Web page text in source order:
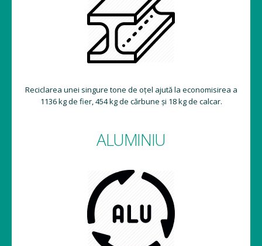
Reciclarea unei singure tone de oțel ajută la economisirea a
1136 kg de fier, 454 kg de cărbune și 18 kg de calcar.
ALUMINIU